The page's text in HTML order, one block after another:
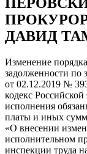
ДАВИД
Изменение
задолженности по
от 02.12.2019 №
кодекс
исполнения
платы и иных
«О внесении
исполнительном
инспекции труда